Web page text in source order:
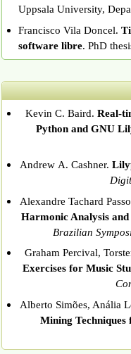
Uppsala University,
Francisco Vila Doncel.
software libre. PhD
Kevin C. Baird. Real-
Python and GNU
Andrew A. Cashner.
Alexandre Tachard
Harmonic Analysis
Brazilian
Graham Percival,
Exercises for Music
Alberto Simões, Anália
Mining Techniques